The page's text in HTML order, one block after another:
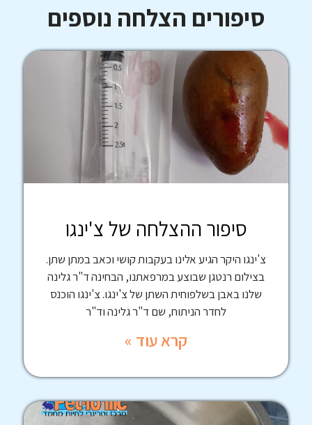
סיפורים הצלחה נוספים
סיפור ההצלחה של צ'ינגו
צ'ינגו היקר הגיע אלינו בעקבות קושי וכאב במתן שתן.
בצילום רנטגן שבוצע במרפאתנו, הבחינה ד"ר גלינה
שלנו באבן בשלפוחית השתן של צ'ינגו. צ'ינגו הוכנס
לחדר הניתוח, שם ד"ר גלינה וד"ר
קרא עוד »